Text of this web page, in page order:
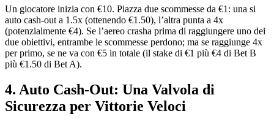
Un giocatore inizia con €10. Piazza due scommesse da €1: una si
auto cash‑out a 1.5x (ottenendo €1.50), l’altra punta a 4x
(potenzialmente €4). Se l’aereo crasha prima di raggiungere uno dei
due obiettivi, entrambe le scommesse perdono; ma se raggiunge 4x
per primo, se ne va con €5 in totale (il stake di €1 più €4 di Bet B
più €1.50 di Bet A).
4. Auto Cash‑Out: Una Valvola di
Sicurezza per Vittorie Veloci